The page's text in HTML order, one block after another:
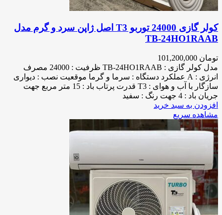
کولر گازی 24000 توربو T3 اصل ژاپن سرد و گرم مدل
TB-24HO1RAAB
تومان
مدل کولر گازی : TB-24HO1RAAB ظرفیت : 24000 مصرف
انرژی : A عملکرد دستگاه : سرما و گرما موقعیت نصب : دیواری
سازگار با آب و هوای : T3 قدرت پرتاب باد : 15 متر مربع جهت
جریان باد : 4 جهت رنگ : سفید
افزودن به سبد خرید
مشاهده سریع